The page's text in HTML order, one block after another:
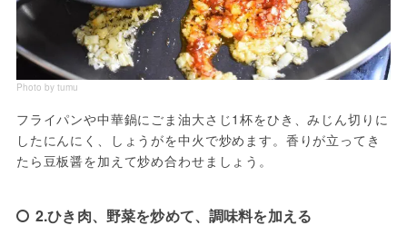
Photo by tumu
フライパンや中華鍋にごま油大さじ1杯をひき、みじん切りに
したにんにく、しょうがを中火で炒めます。香りが立ってき
たら豆板醤を加えて炒め合わせましょう。
2.ひき肉、野菜を炒めて、調味料を加える